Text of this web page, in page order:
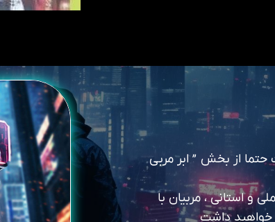
حتما از بخش ” ابر مربی
و استانی ، مربیان با
خواهید داشت